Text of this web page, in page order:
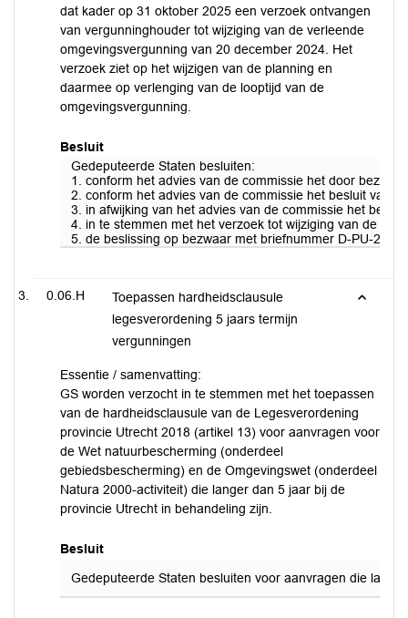
dat kader op 31 oktober 2025 een verzoek ontvangen
van vergunninghouder tot wijziging van de verleende
omgevingsvergunning van 20 december 2024. Het
verzoek ziet op het wijzigen van de planning en
daarmee op verlenging van de looptijd van de
omgevingsvergunning.
Besluit
Gedeputeerde Staten besluiten:
1. conform het advies van de commissie het door
2. conform het advies van de commissie het besluit van
3. in afwijking van het advies van de commissie het
4. in te stemmen met het verzoek tot wijziging van de
5. de beslissing op bezwaar met briefnummer D-PU-
0.06.H
Toepassen hardheidsclausule
legesverordening 5 jaars termijn
vergunningen
Essentie / samenvatting:
GS worden verzocht in te stemmen met het toepassen
van de hardheidsclausule van de Legesverordening
provincie Utrecht 2018 (artikel 13) voor aanvragen voor
de Wet natuurbescherming (onderdeel
gebiedsbescherming) en de Omgevingswet (onderdeel
Natura 2000-activiteit) die langer dan 5 jaar bij de
provincie Utrecht in behandeling zijn.
Besluit
Gedeputeerde Staten besluiten voor aanvragen die